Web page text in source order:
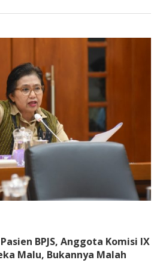
BPJS, Anggota Komisi IX
Malu, Bukannya Malah